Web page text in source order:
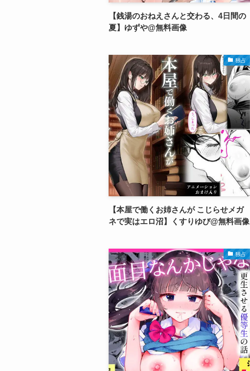
【銭湯のおねえさんと交わる、4日間の
夏】ゆずや@無料画像
独占
【本屋で働くお姉さんが こじらせメガ
ネで実はエロ沼】くすりゆび@無料画像
独占